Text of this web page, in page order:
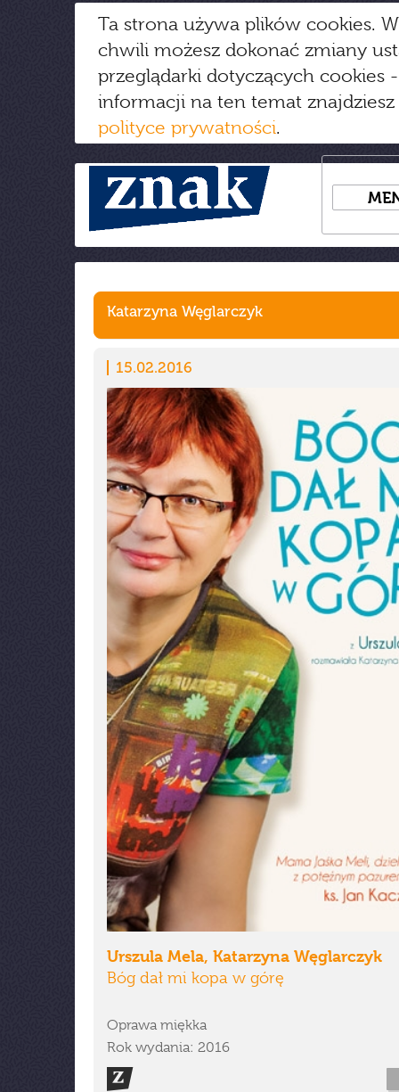
Ta strona używa plików cookies.
chwili możesz dokonać zmiany
przeglądarki dotyczących cookies
informacji na ten temat
polityce prywatności.
Katarzyna Węglarczyk
15.02.2016
Urszula Mela, Katarzyna Węglarczyk
Bóg dał mi kopa w górę
Oprawa miękka
Rok wydania: 2016